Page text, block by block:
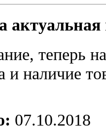
теперь
и наличие
07.10.2018